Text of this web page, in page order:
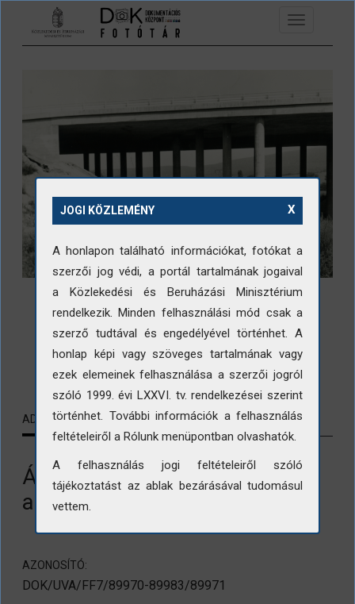
Ugrás a tartalomra
Toggle
navigation
LETÖLTÉS
ADATLAP KAPCSOLÓDÓ TARTALMAK
Által-ér híd az M1-es
autópályán
AZONOSÍTÓ:
DOK/UVA/FF7/89970-89983/89971
X
JOGI KÖZLEMÉNY
A honlapon található információkat, fotókat a
szerzői jog védi, a portál tartalmának jogaival
a Közlekedési és Beruházási Minisztérium
rendelkezik. Minden felhasználási mód csak a
szerző tudtával és engedélyével történhet. A
honlap képi vagy szöveges tartalmának vagy
ezek elemeinek felhasználása a szerzői jogról
szóló 1999. évi LXXVI. tv. rendelkezései szerint
történhet. További információk a felhasználás
feltételeiről a Rólunk menüpontban olvashatók.
A felhasználás jogi feltételeiről szóló
tájékoztatást az ablak bezárásával tudomásul
vettem.